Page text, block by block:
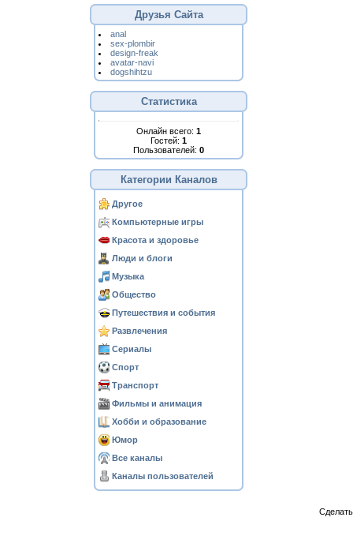
Друзья Сайта
anal
sex-plombir
design-freak
avatar-navi
dogshihtzu
Статистика
Онлайн всего: 1
Гостей: 1
Пользователей: 0
Категории Каналов
Другое
Компьютерные игры
Красота и здоровье
Люди и блоги
Музыка
Общество
Путешествия и события
Развлечения
Сериалы
Спорт
Транспорт
Фильмы и анимация
Хобби и образование
Юмор
Все каналы
Каналы пользователей